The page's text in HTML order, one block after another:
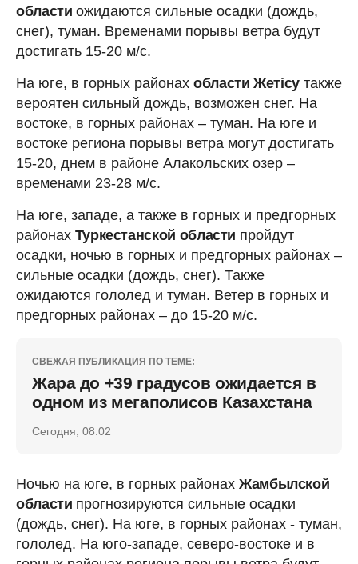
области ожидаются сильные осадки (дождь,
снег), туман. Временами порывы ветра будут
достигать 15-20 м/с.
На юге, в горных районах области Жетісутакже
вероятен сильный дождь, возможен снег. На
востоке, в горных районах – туман. На юге и
востоке региона порывы ветра могут достигать
15-20, днем в районе Алакольских озер –
временами 23-28 м/с.
На юге, западе, а также в горных и предгорных
районах Туркестанской области пройдут
осадки, ночью в горных и предгорных районах –
сильные осадки (дождь, снег). Также
ожидаются гололед и туман. Ветер в горных и
предгорных районах – до 15-20 м/с.
СВЕЖАЯ ПУБЛИКАЦИЯ ПО ТЕМЕ:
Жара до +39 градусов ожидается в
одном из мегаполисов Казахстана
Сегодня, 08:02
Ночью на юге, в горных районах Жамбылской
области прогнозируются сильные осадки
(дождь, снег). На юге, в горных районах - туман,
гололед. На юго-западе, северо-востоке и в